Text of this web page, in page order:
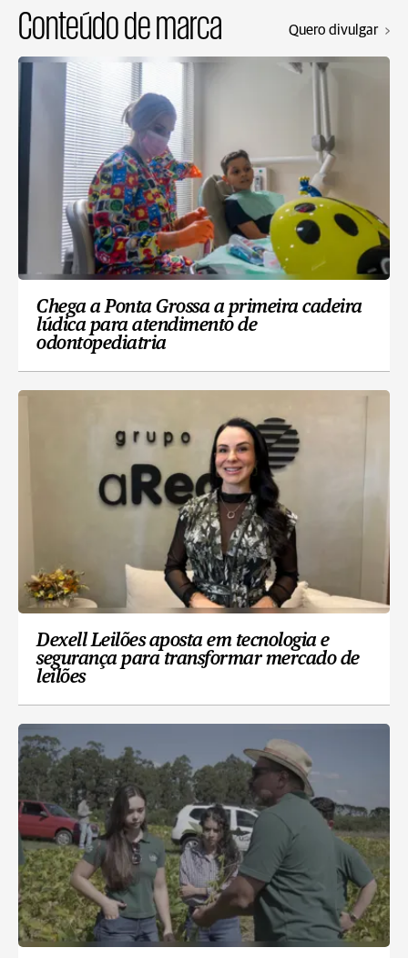
Conteúdo de marca Quero divulgar
Chega a Ponta Grossa a primeira cadeira
lúdica para atendimento de
odontopediatria
Dexell Leilões aposta em tecnologia e
segurança para transformar mercado de
leilões